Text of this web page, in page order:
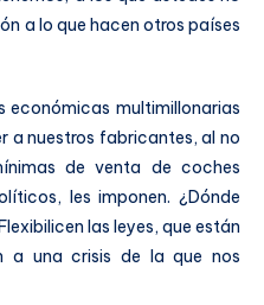
a lo que hacen otros países
económicas multimillonarias
a nuestros fabricantes, al no
de venta de coches
les imponen. ¿Dónde
las leyes, que están
a una crisis de la que nos